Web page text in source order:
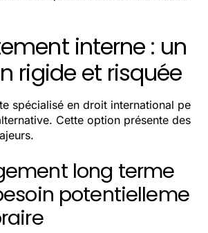
interne : un
rigide et risquée
spécialisé en droit international pe
Cette option présente des
long terme
potentielleme